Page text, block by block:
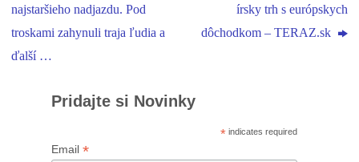
najstaršieho nadjazdu. Pod
troskami zahynuli traja ľudia a
ďalší …
írsky trh s európskych
dôchodkom – TERAZ.sk
Pridajte si Novinky
* indicates required
Email *